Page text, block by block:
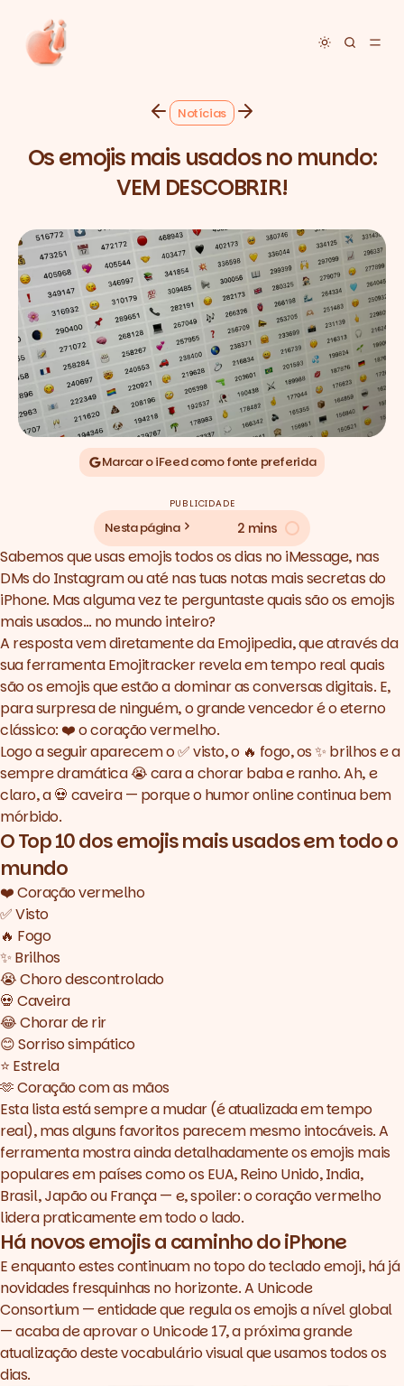
Toggle
Notícias
Os emojis mais usados no mundo:
VEM DESCOBRIR!
Marcar o iFeed como fonte preferida
PUBLICIDADE
Nesta página 2 mins
Sabemos que usas emojis todos os dias no iMessage, nas
DMs do Instagram ou até nas tuas notas mais secretas do
iPhone. Mas alguma vez te perguntaste quais são os emojis
mais usados… no mundo inteiro?
A resposta vem diretamente da Emojipedia, que através da
sua ferramentaEmojitrackerrevela em tempo real quais
são os emojis que estão a dominar as conversas digitais. E,
para surpresa de ninguém, o grande vencedor é o eterno
clássico: ❤️ o coração vermelho.
Logo a seguir aparecem o ✅ visto, o 🔥 fogo, os ✨ brilhos e a
sempre dramática 😭 cara a chorar baba e ranho. Ah, e
claro, a 💀 caveira — porque o humor online continua bem
mórbido.
O Top 10 dos emojis mais usados em todo o
mundo
❤️ Coração vermelho
✅ Visto
🔥 Fogo
✨ Brilhos
😭 Choro descontrolado
💀 Caveira
😂 Chorar de rir
😊 Sorriso simpático
⭐️ Estrela
🫶 Coração com as mãos
Esta lista está sempre a mudar (é atualizada em tempo
real), mas alguns favoritos parecem mesmo intocáveis. A
ferramenta mostra ainda detalhadamente os emojis mais
populares em países como os EUA, Reino Unido, India,
Brasil, Japão ou França — e, spoiler: o coração vermelho
lidera praticamente em todo o lado.
Há novos emojis a caminho do iPhone
E enquanto estes continuam no topo do teclado emoji, há já
novidades fresquinhas no horizonte. A Unicode
Consortium — entidade que regula os emojis a nível global
— acaba de aprovar o Unicode 17, a próxima grande
atualização deste vocabulário visual que usamos todos os
dias.